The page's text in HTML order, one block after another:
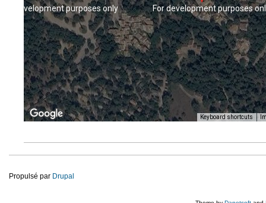
For development purposes
For development purposes only
Keyboard shortcuts
Propulsé par Drupal